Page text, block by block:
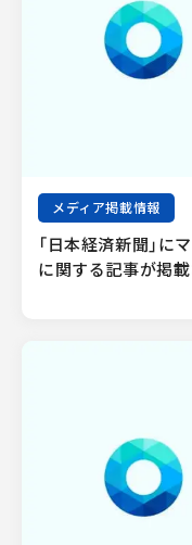
メディア掲載情報
「日本経済新聞」
に関する記事が掲